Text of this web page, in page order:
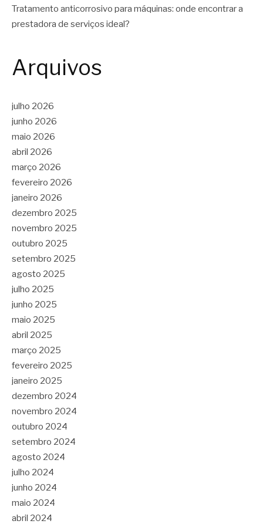
Tratamento anticorrosivo para máquinas: onde encontrar a
prestadora de serviços ideal?
Arquivos
julho 2026
junho 2026
maio 2026
abril 2026
março 2026
fevereiro 2026
janeiro 2026
dezembro 2025
novembro 2025
outubro 2025
setembro 2025
agosto 2025
julho 2025
junho 2025
maio 2025
abril 2025
março 2025
fevereiro 2025
janeiro 2025
dezembro 2024
novembro 2024
outubro 2024
setembro 2024
agosto 2024
julho 2024
junho 2024
maio 2024
abril 2024